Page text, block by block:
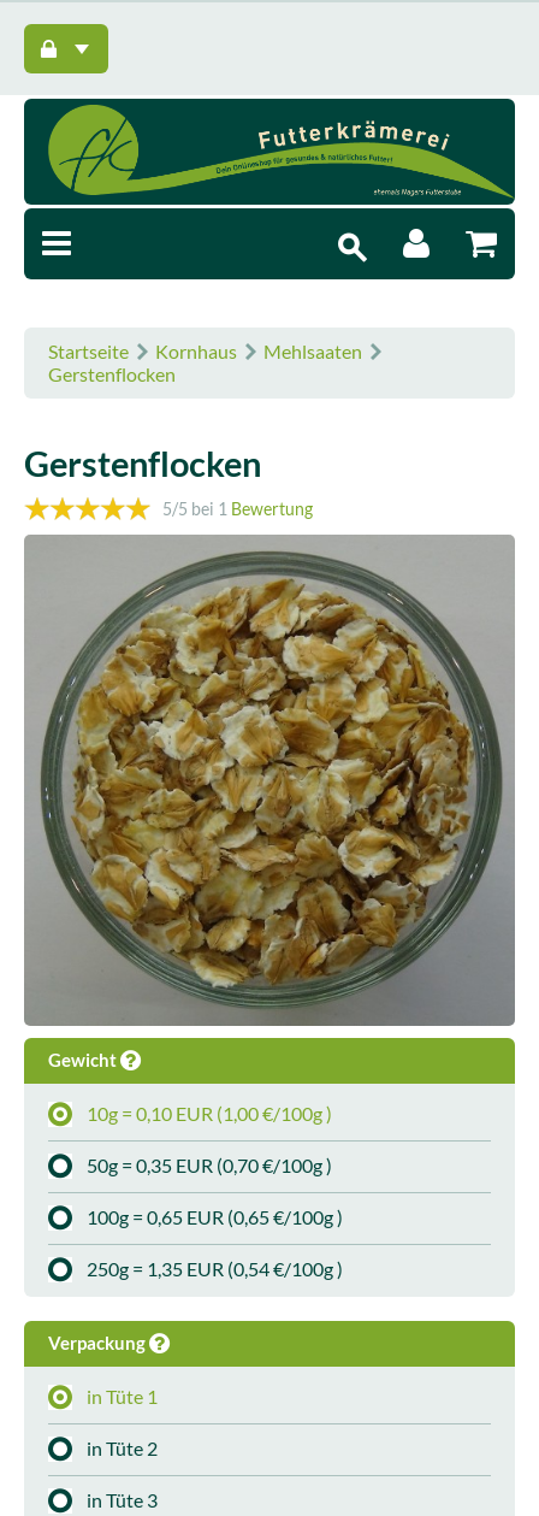
Startseite Kornhaus
Mehlsaaten
Gerstenflocken
Gerstenflocken
5/5 bei 1 Bewertung
Gewicht
10g = 0,10 EUR (1,00 €/100g )
50g = 0,35 EUR (0,70 €/100g )
100g = 0,65 EUR (0,65 €/100g )
250g = 1,35 EUR (0,54 €/100g )
Verpackung
in Tüte 1
in Tüte 2
in Tüte 3